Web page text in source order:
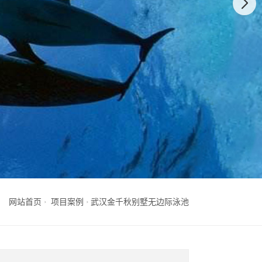
网站首页 项目案例 武汉金千秋别墅无边际泳池